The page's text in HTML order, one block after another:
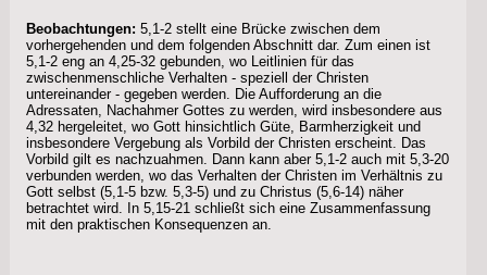
Beobachtungen: 5,1-2 stellt eine Brücke zwischen dem
vorhergehenden und dem folgenden Abschnitt dar. Zum einen ist
5,1-2 eng an 4,25-32 gebunden, wo Leitlinien für das
zwischenmenschliche Verhalten - speziell der Christen
untereinander - gegeben werden. Die Aufforderung an die
Adressaten, Nachahmer Gottes zu werden, wird insbesondere aus
4,32 hergeleitet, wo Gott hinsichtlich Güte, Barmherzigkeit und
insbesondere Vergebung als Vorbild der Christen erscheint. Das
Vorbild gilt es nachzuahmen. Dann kann aber 5,1-2 auch mit 5,3-20
verbunden werden, wo das Verhalten der Christen im Verhältnis zu
Gott selbst (5,1-5 bzw. 5,3-5) und zu Christus (5,6-14) näher
betrachtet wird. In 5,15-21 schließt sich eine Zusammenfassung
mit den praktischen Konsequenzen an.